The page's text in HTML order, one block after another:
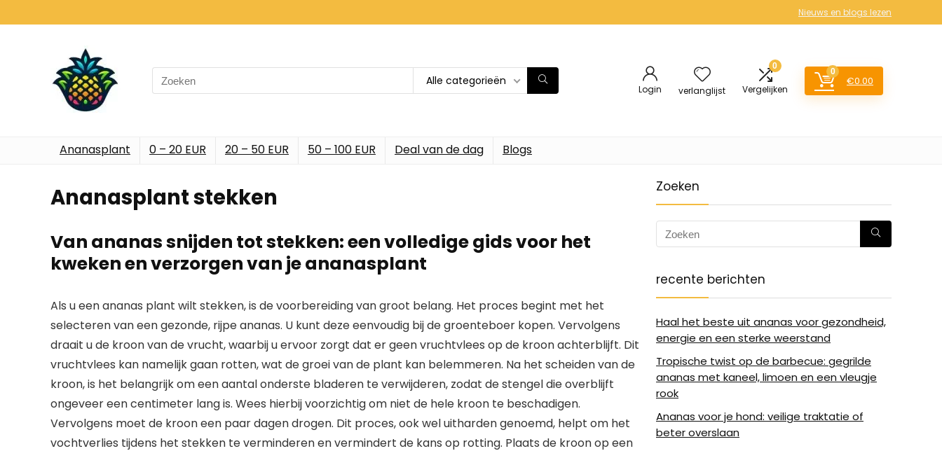
Nieuws en blogs lezen
Search
for:
Alle categorieën
Login verlanglijst
0
Vergelijken
0
€0.00
Ananasplant 0 – 20 EUR 20 – 50 EUR 50 – 100 EUR Deal van de dag Blogs
Ananasplant stekken
Van ananas snijden tot stekken: een volledige gids voor het
kweken en verzorgen van je ananasplant
Als u een ananas plant wilt stekken, is de voorbereiding van groot belang. Het proces begint met het
selecteren van een gezonde, rijpe ananas. U kunt deze eenvoudig bij de groenteboer kopen. Vervolgens
draait u de kroon van de vrucht, waarbij u ervoor zorgt dat er geen vruchtvlees op de kroon achterblijft. Dit
vruchtvlees kan namelijk gaan rotten, wat de groei van de plant kan belemmeren. Na het scheiden van de
kroon, is het belangrijk om een aantal onderste bladeren te verwijderen, zodat de stengel die overblijft
ongeveer een centimeter lang is. Wees hierbij voorzichtig om niet de hele kroon te beschadigen.
Vervolgens moet de kroon een paar dagen drogen. Dit proces, ook wel uitharden genoemd, helpt om het
vochtverlies tijdens het stekken te verminderen en vermindert de kans op rotting. Plaats de kroon op een
Zoeken
recente berichten
Haal het beste uit ananas voor gezondheid,
energie en een sterke weerstand
Tropische twist op de barbecue: gegrilde
ananas met kaneel, limoen en een vleugje
rook
Ananas voor je hond: veilige traktatie of
beter overslaan